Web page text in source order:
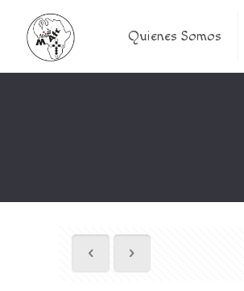
Quienes Somos